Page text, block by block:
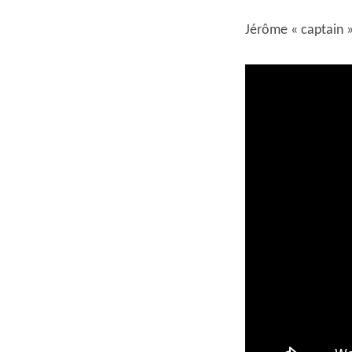
Jérôme « captain